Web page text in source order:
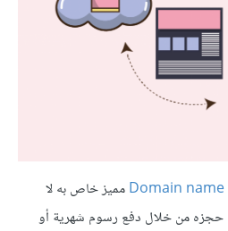
Domain nameمميز خاص به لا
من خلال دفع رسوم شهرية أو